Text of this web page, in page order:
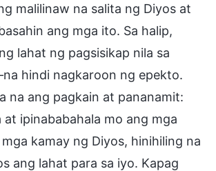
malilinaw na salita ng Diyos at
ang mga ito. Sa halip,
lahat ng pagsisikap nila sa
hindi nagkaroon ng epekto.
na ang pagkain at pananamit:
at ipinababahala mo ang mga
kamay ng Diyos, hinihiling na
ang lahat para sa iyo. Kapag